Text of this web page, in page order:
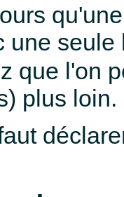
une
que l'on
plus loin.